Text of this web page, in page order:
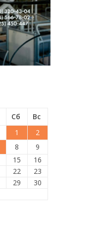
Сб
Вс
1
2
8
9
15
16
22
23
29
30